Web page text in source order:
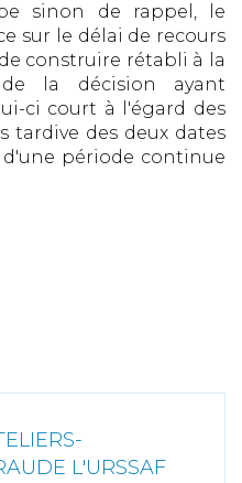
sinon de rappel, le
sur le délai de recours
construire rétabli à la
la décision ayant
ci court à l'égard des
tardive des deux dates
période continue
L'URSSAF